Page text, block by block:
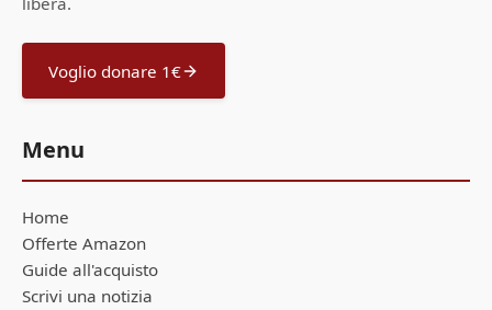
Voglio donare 1€
Menu
Home
Offerte Amazon
Guide all'acquisto
Scrivi una notizia